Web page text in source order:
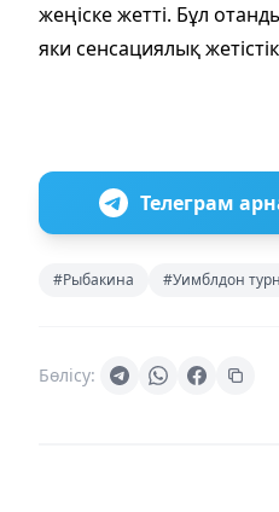
жеңіске жетті. Бұл
яки сенсациялық
Телеграм
#Рыбакина #Уимблдон
Бөлісу: